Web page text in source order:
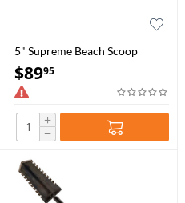
5" Supreme Beach Scoop
$8995
+
−